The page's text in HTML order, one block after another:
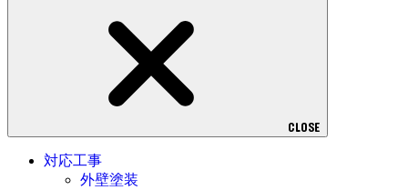
CLOSE
対応工事
外壁塗装